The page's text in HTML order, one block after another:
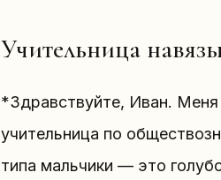
Учительница
*Здравствуйте, Иван.
учительница по
типа мальчики — это